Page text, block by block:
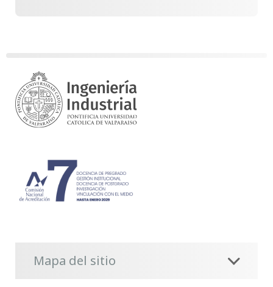
Mapa del sitio